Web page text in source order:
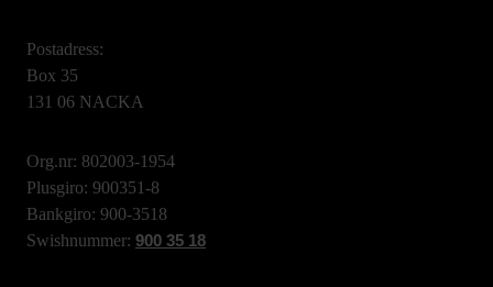
Postadress:
Box 35
131 06 NACKA
Org.nr: 802003-1954
Plusgiro: 900351-8
Bankgiro: 900-3518
Swishnummer: 900 35 18